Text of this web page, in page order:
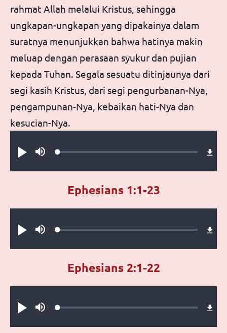
rahmat Allah melalui Kristus, sehingga
ungkapan-ungkapan yang dipakainya dalam
suratnya menunjukkan bahwa hatinya makin
meluap dengan perasaan syukur dan pujian
kepada Tuhan. Segala sesuatu ditinjaunya dari
segi kasih Kristus, dari segi pengurbanan-Nya,
pengampunan-Nya, kebaikan hati-Nya dan
kesucian-Nya.
Play MuteLoaded:
Ephesians 1:1-23
Play MuteLoaded:
Ephesians 2:1-22
Play MuteLoaded: